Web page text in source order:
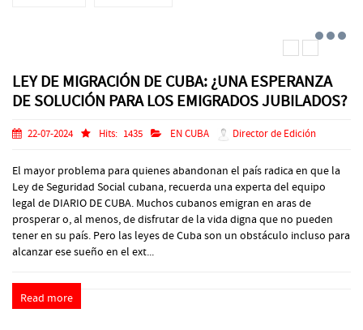
LEY DE MIGRACIÓN DE CUBA: ¿UNA ESPERANZA
DE SOLUCIÓN PARA LOS EMIGRADOS JUBILADOS?
22-07-2024 Hits: 1435 EN CUBA Director de Edición
El mayor problema para quienes abandonan el país radica en que la
Ley de Seguridad Social cubana, recuerda una experta del equipo
legal de DIARIO DE CUBA. Muchos cubanos emigran en aras de
prosperar o, al menos, de disfrutar de la vida digna que no pueden
tener en su país. Pero las leyes de Cuba son un obstáculo incluso para
alcanzar ese sueño en el ext...
Read more